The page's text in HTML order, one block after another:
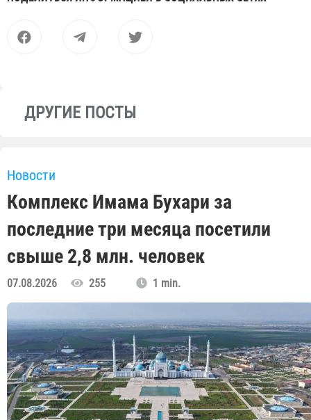
ДРУГИЕ ПОСТЫ
Новости
Комплекс Имама Бухари за
последние три месяца посетили
свыше 2,8 млн. человек
07.08.2026 255 1 min.